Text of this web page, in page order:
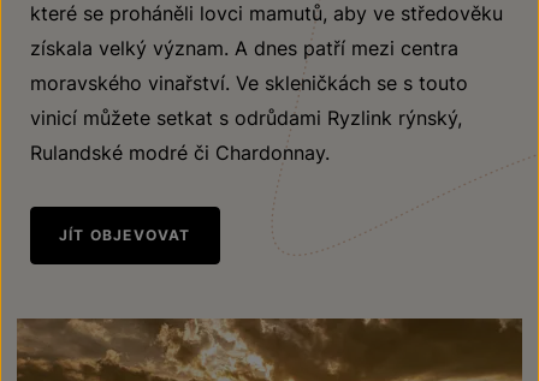
které se proháněli lovci mamutů, aby ve středověku
získala velký význam. A dnes patří mezi centra
moravského vinařství. Ve skleničkách se s touto
vinicí můžete setkat s odrůdami Ryzlink rýnský,
Rulandské modré či Chardonnay.
JÍT OBJEVOVAT